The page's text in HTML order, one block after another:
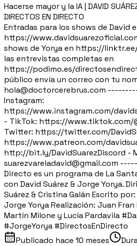
Hacerse mayor y la IA | DAVID
DIRECTOS EN DIRECTO
Entradas para los shows de David
https://
shows de Yorya en https://
las entrevistas completas en
https://podimo.es/
público envía un correo con tu
hola@doctorcerebrus.com
Instagram:
https://www.instagram.com/
- TikTok: https://www.tiktok.com/
Twitter: https://twitter.com/
https://www.patreon.com/
http://bit.ly/DavidSuarezDiscord -
suarezvareladavid@gmail.com
Directo es un programa de La
con David Suárez & Jorge Yorya.
Suárez & Cristina Galán Escrito
Jorge Yorya Realización: Juan
Martín Milone y Lucía Pardavila
#JorgeYorya #DirectosEnDirecto
Publicado hace 10 meses